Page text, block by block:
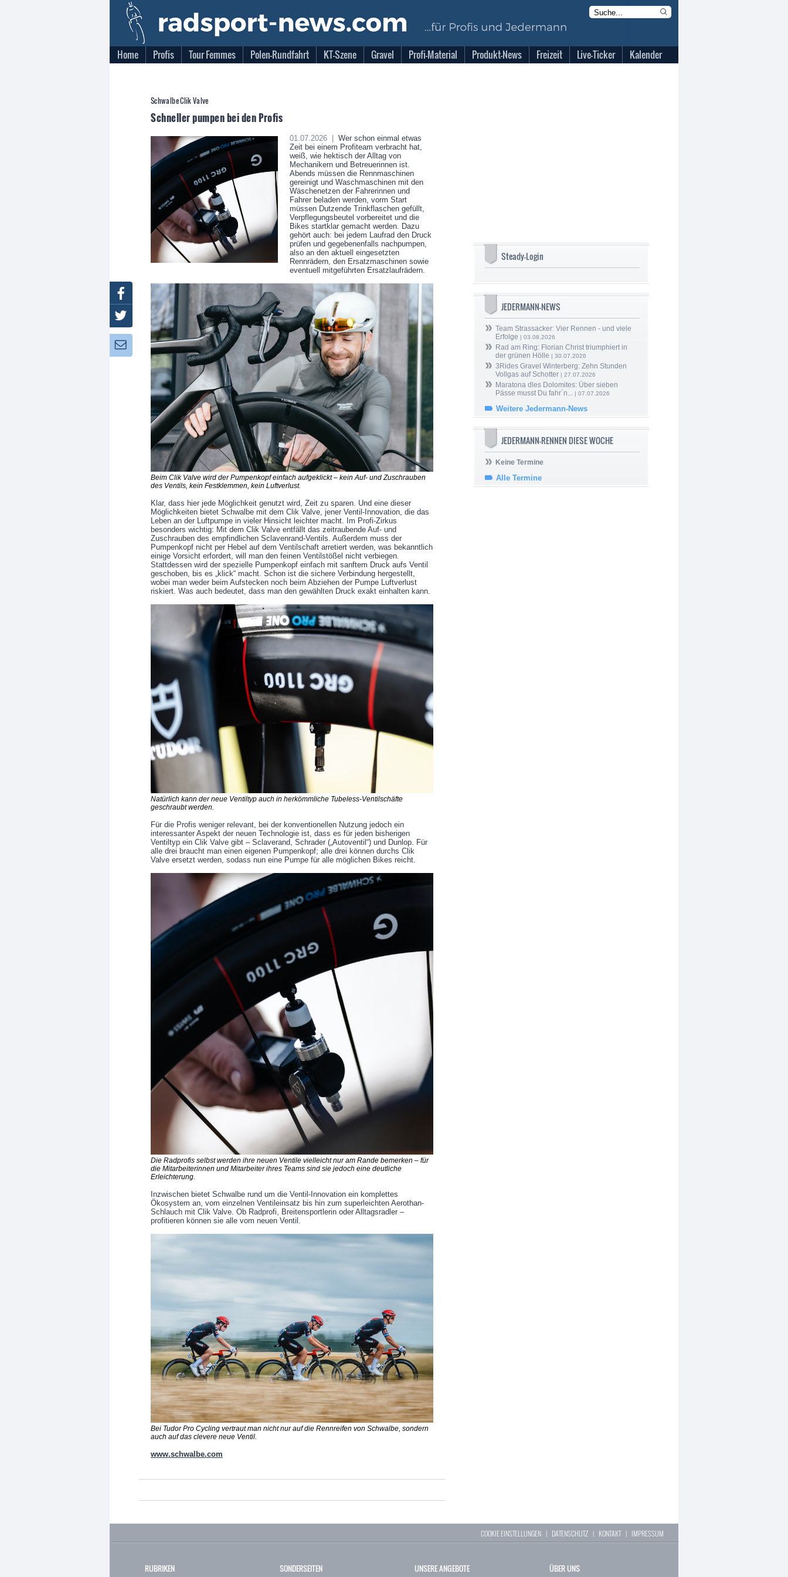
Home Profis Tour Femmes Polen-Rundfahrt KT-Szene Gravel Profi-Material Produkt-News Freizeit Live-Ticker Kalender
Schwalbe Clik Valve
Schneller pumpen bei den Profis
01.07.2026 |
Wer schon einmal etwas
Zeit bei einem Profiteam verbracht hat,
weiß, wie hektisch der Alltag von
Mechanikern und Betreuerinnen ist.
Abends müssen die Rennmaschinen
gereinigt und Waschmaschinen mit den
Wäschenetzen der Fahrerinnen und
Fahrer beladen werden, vorm Start
müssen Dutzende Trinkflaschen gefüllt,
Verpflegungsbeutel vorbereitet und die
Bikes startklar gemacht werden. Dazu
gehört auch: bei jedem Laufrad den Druck
prüfen und gegebenenfalls nachpumpen,
also an den aktuell eingesetzten
Rennrädern, den Ersatzmaschinen sowie
eventuell mitgeführten Ersatzlaufrädern.
Beim Clik Valve wird der Pumpenkopf einfach aufgeklickt – kein Auf- und Zuschrauben
des Ventils, kein Festklemmen, kein Luftverlust.
Klar, dass hier jede Möglichkeit genutzt wird, Zeit zu sparen. Und eine dieser
Möglichkeiten bietet Schwalbe mit dem Clik Valve, jener Ventil-Innovation, die das
Leben an der Luftpumpe in vieler Hinsicht leichter macht. Im Profi-Zirkus
besonders wichtig: Mit dem Clik Valve entfällt das zeitraubende Auf- und
Zuschrauben des empfindlichen Sclavenrand-Ventils. Außerdem muss der
Pumpenkopf nicht per Hebel auf dem Ventilschaft arretiert werden, was bekanntlich
einige Vorsicht erfordert, will man den feinen Ventilstößel nicht verbiegen.
Stattdessen wird der spezielle Pumpenkopf einfach mit sanftem Druck aufs Ventil
geschoben, bis es „klick“ macht. Schon ist die sichere Verbindung hergestellt,
wobei man weder beim Aufstecken noch beim Abziehen der Pumpe Luftverlust
riskiert. Was auch bedeutet, dass man den gewählten Druck exakt einhalten kann.
Natürlich kann der neue Ventiltyp auch in herkömmliche Tubeless-Ventilschäfte
geschraubt werden.
Für die Profis weniger relevant, bei der konventionellen Nutzung jedoch ein
interessanter Aspekt der neuen Technologie ist, dass es für jeden bisherigen
Ventiltyp ein Clik Valve gibt – Sclaverand, Schrader („Autoventil“) und Dunlop. Für
alle drei braucht man einen eigenen Pumpenkopf; alle drei können durchs Clik
Valve ersetzt werden, sodass nun eine Pumpe für alle möglichen Bikes reicht.
Die Radprofis selbst werden ihre neuen Ventile vielleicht nur am Rande bemerken – für
die Mitarbeiterinnen und Mitarbeiter ihres Teams sind sie jedoch eine deutliche
Erleichterung.
Inzwischen bietet Schwalbe rund um die Ventil-Innovation ein komplettes
Ökosystem an, vom einzelnen Ventileinsatz bis hin zum superleichten Aerothan-
Schlauch mit Clik Valve. Ob Radprofi, Breitensportlerin oder Alltagsradler –
profitieren können sie alle vom neuen Ventil.
Bei Tudor Pro Cycling vertraut man nicht nur auf die Rennreifen von Schwalbe, sondern
auch auf das clevere neue Ventil.
www.schwalbe.com
Steady-Login
JEDERMANN-NEWS
Team Strassacker: Vier Rennen - und viele
Erfolge | 03.08.2026
Rad am Ring: Florian Christ triumphiert in
der grünen Hölle | 30.07.2026
3Rides Gravel Winterberg: Zehn Stunden
Vollgas auf Schotter | 27.07.2026
Maratona dles Dolomites: Über sieben
Pässe musst Du fahr´n... | 07.07.2026
Weitere Jedermann-News
JEDERMANN-RENNEN DIESE WOCHE
Keine Termine
Alle Termine
Facebook
Twitter
Newsletter:
COOKIE EINSTELLUNGEN | DATENSCHUTZ | KONTAKT| IMPRESSUM
RUBRIKEN SONDERSEITEN UNSERE ANGEBOTE ÜBER UNS